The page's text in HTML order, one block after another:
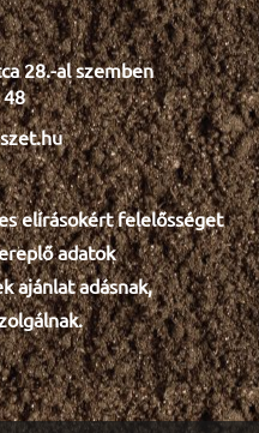
28.-al szemben
elírásokért felelősséget
adatok
ajánlat adásnak,